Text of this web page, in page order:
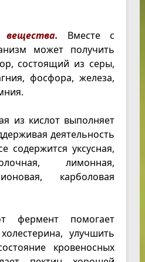
Вместе с
может получить
состоящий из серы,
фосфора, железа,
из кислот выполняет
деятельность
содержится уксусная,
лимонная,
карболовая
фермент помогает
улучшить
кровеносных